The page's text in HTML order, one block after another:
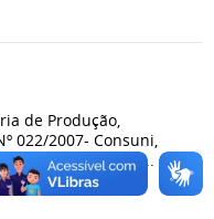
Produção,
022/2007- Consuni,
01 de junho de...